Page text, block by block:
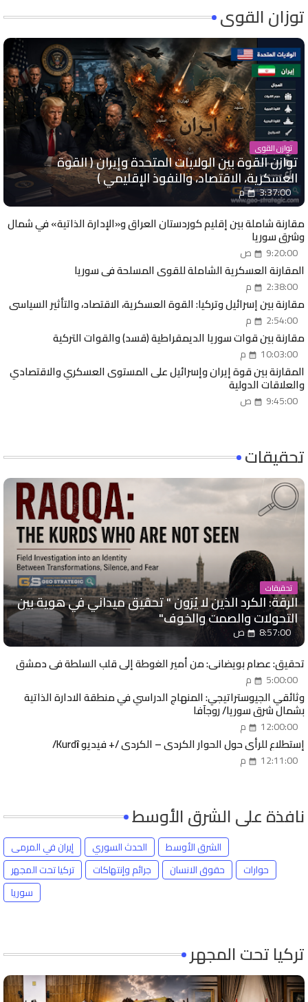
توزان القوى
توازن القوى
توازن القوة بين الولايات المتحدة وإيران ( القوة
العسكرية، الاقتصاد، والنفوذ الإقليمي )
3:37:00 م
مقارنة شاملة بين إقليم كوردستان العراق و«الإدارة الذاتية» في شمال
وشرق سوريا
9:20:00 ص
المقارنة العسكرية الشاملة للقوى المسلحة في سوريا
2:38:00 م
مقارنة بين إسرائيل وتركيا: القوة العسكرية، الاقتصاد، والتأثير السياسي
2:54:00 م
مقارنة بين قوات سوريا الديمقراطية (قسد) والقوات التركية
10:03:00 م
المقارنة بين قوة إيران وإسرائيل على المستوى العسكري والاقتصادي
والعلاقات الدولية
9:45:00 ص
تحقيقات
تحقيقات
الرقة: الكرد الذين لا يُرَون " تحقيق ميداني في هوية بين
التحولات والصمت والخوف"
8:57:00 ص
تحقيق: عصام بويضاني: من أمير الغوطة إلى قلب السلطة في دمشق
5:00:00 م
وثائقي الجيوستراتيجي: المنهاج الدراسي في منطقة الادارة الذاتية
بشمال شرق سوريا/ روجآفا
12:00:00 م
إستطلاع للرأي حول الحوار الكردي – الكردي /+ فيديو Kurdȋ/
12:11:00 م
نافذة على الشرق الأوسط
إيران في المرمى الحدث السوري
الشرق الأوسط
تركيا تحت المجهر
جرائم وإنتهاكات حقوق الانسان
حوارات
سوريا
تركيا تحت المجهر